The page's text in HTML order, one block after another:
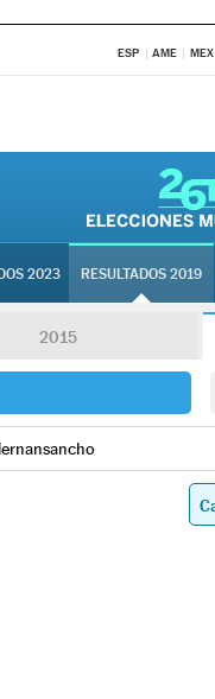
ESP AME MEX
2023 RESULTADOS 2019
2015